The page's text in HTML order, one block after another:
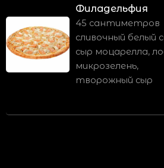
Филадельфия
45 сантиметров
сливочный белый
сыр моцарелла,
микрозелень,
творожный сыр